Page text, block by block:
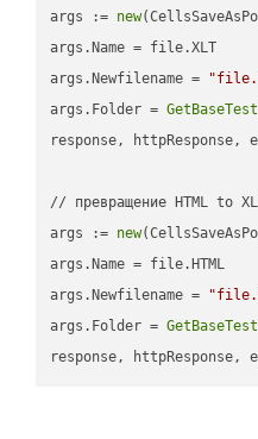
args := new
args.Name = file.XLT
args.Newfilename =
args.Folder = GetBaseTest
response,
// превращение HTML to
args := new
args.Name = file.HTML
args.Newfilename =
args.Folder = GetBaseTest
response,